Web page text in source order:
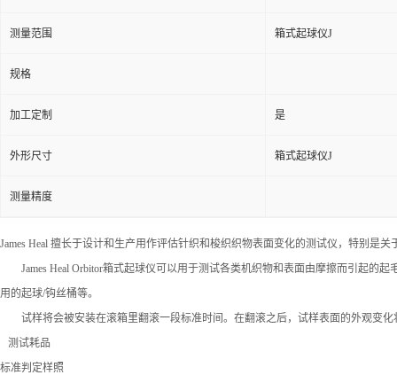
测量范围 箱式起球仪J
规格
加工定制 是
外形尺寸 箱式起球仪J
测量精度
James Heal 擅长于设计和生产用作评估针织和梭织织物表面变化的测试仪，特别是
James Heal Orbitor箱式起球仪可以用于测试各类机织物和表面由摩擦而引起的起
用的起球/钩丝桶等。
试样将会被安装在滚箱里翻滚一段标准时间。在翻滚之后，试样表面的外观变化
测试耗品
标准判定样照